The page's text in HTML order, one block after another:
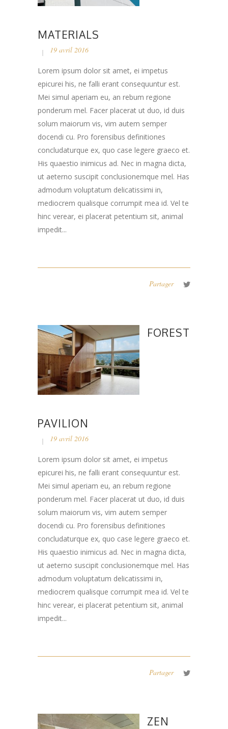
MATERIALS
19 avril 2016
Lorem ipsum dolor sit amet, ei impetus
epicurei his, ne falli erant consequuntur est.
Mei simul aperiam eu, an rebum regione
ponderum mel. Facer placerat ut duo, id duis
solum maiorum vis, vim autem semper
docendi cu. Pro forensibus definitiones
concludaturque ex, quo case legere graeco et.
His quaestio inimicus ad. Nec in magna dicta,
ut aeterno suscipit conclusionemque mel. Has
admodum voluptatum delicatissimi in,
mediocrem qualisque corrumpit mea id. Vel te
hinc verear, ei placerat petentium sit, animal
impedit...
Partager
FOREST
PAVILION
19 avril 2016
Lorem ipsum dolor sit amet, ei impetus
epicurei his, ne falli erant consequuntur est.
Mei simul aperiam eu, an rebum regione
ponderum mel. Facer placerat ut duo, id duis
solum maiorum vis, vim autem semper
docendi cu. Pro forensibus definitiones
concludaturque ex, quo case legere graeco et.
His quaestio inimicus ad. Nec in magna dicta,
ut aeterno suscipit conclusionemque mel. Has
admodum voluptatum delicatissimi in,
mediocrem qualisque corrumpit mea id. Vel te
hinc verear, ei placerat petentium sit, animal
impedit...
Partager
ZEN